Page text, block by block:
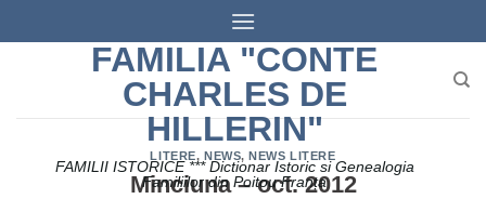
to
FAMILIA "CONTE
CHARLES DE
HILLERIN"
FAMILII ISTORICE *** Dictionar Istoric si Genealogia
Familiilor din Poitou Franța
LITERE, NEWS,NEWS LITERE
Minciuna – oct. 2012